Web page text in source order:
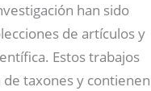
han sido
de artículos y
Estos trabajos
taxones y contienen